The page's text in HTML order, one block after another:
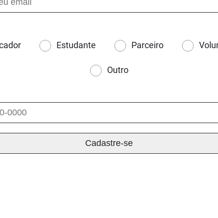
Estudante Parceiro
Outro